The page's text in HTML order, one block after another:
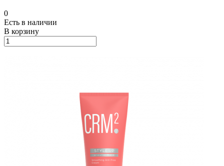
0
Есть в наличии
В корзину